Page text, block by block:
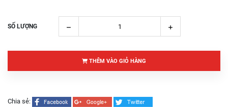
SỐ LƯỢNG
THÊM VÀO GIỎ HÀNG
Chia sẻ: